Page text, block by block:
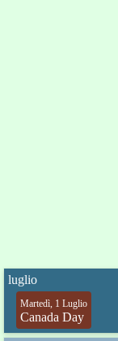
luglio
Martedì, 1 Luglio
Canada Day